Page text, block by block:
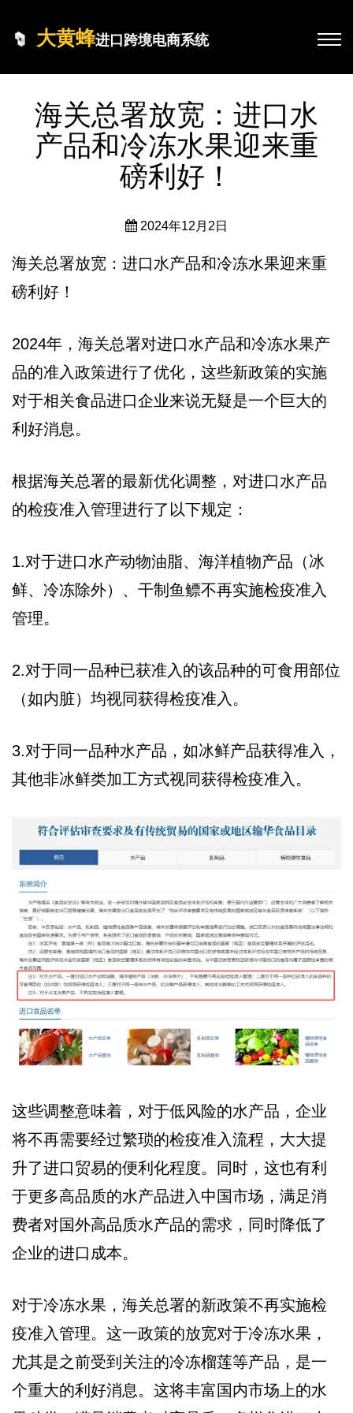
大黄蜂进口跨境电商系统
海关总署放宽：进口水
产品和冷冻水果迎来重
磅利好！
2024年12月2日
海关总署放宽：进口水产品和冷冻水果迎来重
磅利好！
2024年，海关总署对进口水产品和冷冻水果产
品的准入政策进行了优化，这些新政策的实施
对于相关食品进口企业来说无疑是一个巨大的
利好消息。
根据海关总署的最新优化调整，对进口水产品
的检疫准入管理进行了以下规定：
1.对于进口水产动物油脂、海洋植物产品（冰
鲜、冷冻除外）、干制鱼鳔不再实施检疫准入
管理。
2.对于同一品种已获准入的该品种的可食用部位
（如内脏）均视同获得检疫准入。
3.对于同一品种水产品，如冰鲜产品获得准入，
其他非冰鲜类加工方式视同获得检疫准入。
这些调整意味着，对于低风险的水产品，企业
将不再需要经过繁琐的检疫准入流程，大大提
升了进口贸易的便利化程度。同时，这也有利
于更多高品质的水产品进入中国市场，满足消
费者对国外高品质水产品的需求，同时降低了
企业的进口成本。
对于冷冻水果，海关总署的新政策不再实施检
疫准入管理。这一政策的放宽对于冷冻水果，
尤其是之前受到关注的冷冻榴莲等产品，是一
个重大的利好消息。这将丰富国内市场上的水